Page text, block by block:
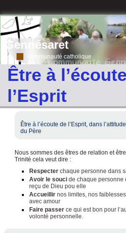
Gennésaret
communauté catholique
Être à
l’Esprit
Être à l’écoute de l’Esprit, dans
du Père
Nous sommes des êtres de relation et
Trinité cela veut dire :
Respecter chaque personne dans
Avoir le souci de chaque personne
reçu de Dieu pou elle
Accueillir nos limites, nos
avec amour
Faire passer ce qui est bon pour
volonté personnelle.